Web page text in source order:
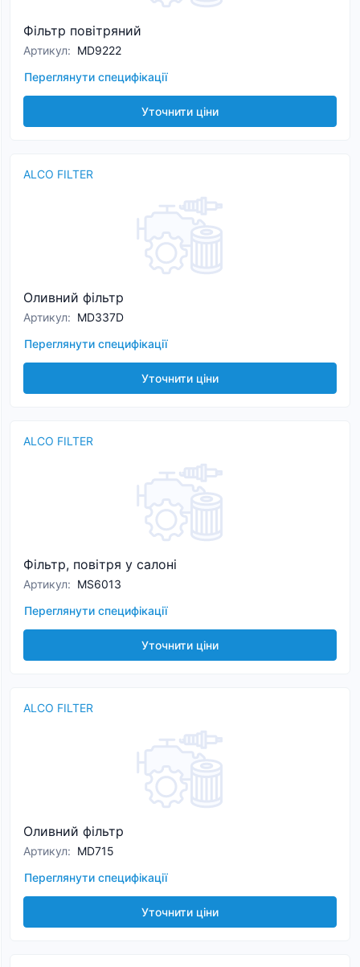
Фільтр повітряний
Артикул: MD9222
Переглянути специфікації
Уточнити ціни
ALCO FILTER
Оливний фільтр
Артикул: MD337D
Переглянути специфікації
Уточнити ціни
ALCO FILTER
Фільтр, повітря у салоні
Артикул: MS6013
Переглянути специфікації
Уточнити ціни
ALCO FILTER
Оливний фільтр
Артикул: MD715
Переглянути специфікації
Уточнити ціни